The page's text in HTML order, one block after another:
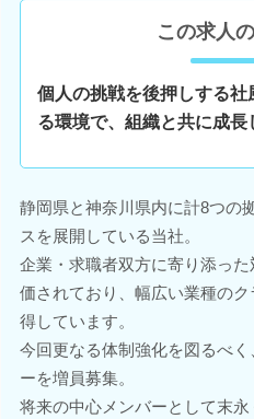
この求人
個人の挑戦を後押しする
る環境で、組織と共に成長
静岡県と神奈川県内に計8つの
スを展開している当社。
企業・求職者双方に寄り添っ
価されており、幅広い業種の
得しています。
今回更なる体制強化を図るべ
ーを増員募集。
将来の中心メンバーとして末